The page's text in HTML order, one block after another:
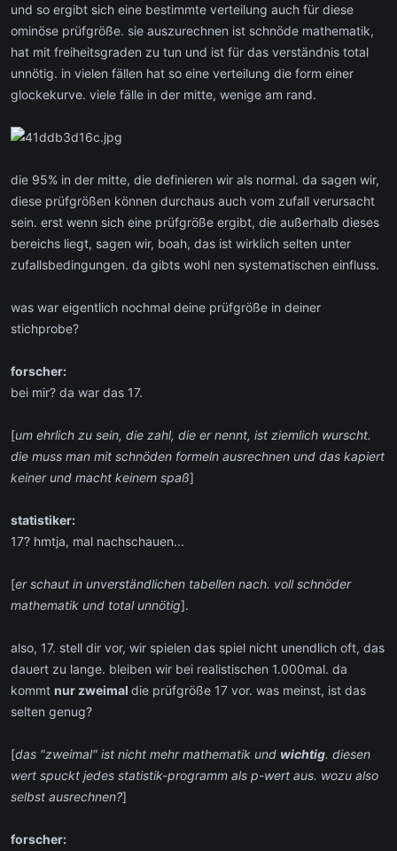
und so ergibt sich eine bestimmte verteilung auch für diese
ominöse prüfgröße. sie auszurechnen ist schnöde mathematik,
hat mit freiheitsgraden zu tun und ist für das verständnis total
unnötig. in vielen fällen hat so eine verteilung die form einer
glockekurve. viele fälle in der mitte, wenige am rand.
die 95% in der mitte, die definieren wir als normal. da sagen wir,
diese prüfgrößen können durchaus auch vom zufall verursacht
sein. erst wenn sich eine prüfgröße ergibt, die außerhalb dieses
bereichs liegt, sagen wir, boah, das ist wirklich selten unter
zufallsbedingungen. da gibts wohl nen systematischen einfluss.
was war eigentlich nochmal deine prüfgröße in deiner
stichprobe?
forscher:
bei mir? da war das 17.
[um ehrlich zu sein, die zahl, die er nennt, ist ziemlich wurscht.
die muss man mit schnöden formeln ausrechnen und das kapiert
keiner und macht keinem spaß]
statistiker:
17? hmtja, mal nachschauen...
[er schaut in unverständlichen tabellen nach. voll schnöder
mathematik und total unnötig].
also, 17. stell dir vor, wir spielen das spiel nicht unendlich oft, das
dauert zu lange. bleiben wir bei realistischen 1.000mal. da
kommt nur zweimal die prüfgröße 17 vor. was meinst, ist das
selten genug?
[das "zweimal" ist nicht mehr mathematik und wichtig. diesen
wert spuckt jedes statistik-programm als p-wert aus. wozu also
selbst ausrechnen?]
forscher: